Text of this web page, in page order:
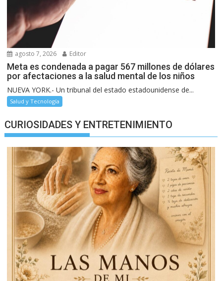
agosto 7, 2026 Editor
Meta es condenada a pagar 567 millones de dólares
por afectaciones a la salud mental de los niños
NUEVA YORK.- Un tribunal del estado estadounidense de...
Salud y Tecnología
CURIOSIDADES Y ENTRETENIMIENTO